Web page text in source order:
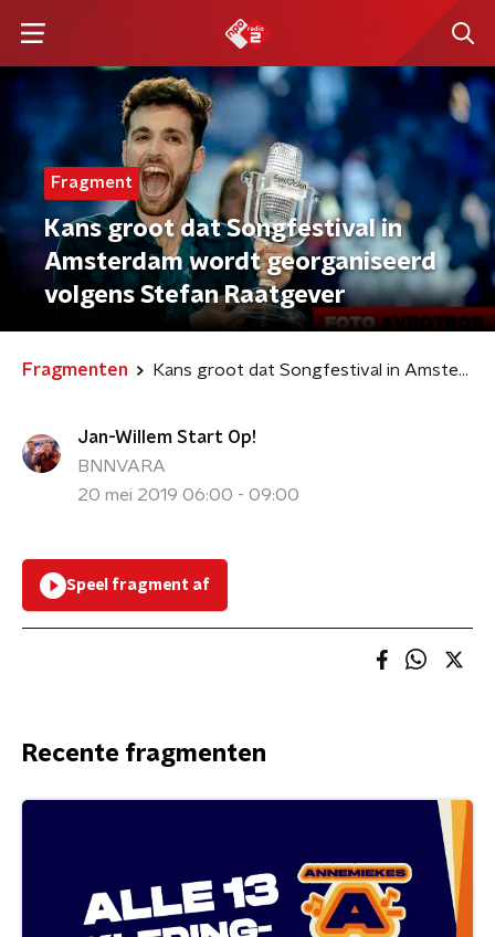
Fragment
Kans groot dat Songfestival in
Amsterdam wordt georganiseerd
volgens Stefan Raatgever
Fragmenten Kans groot dat Songfestival in Amsterdam wordt georganiseerd volgens Stefan Raatgever
Jan-Willem Start Op!
BNNVARA
20 mei 2019 06:00 - 09:00
Speel fragment af
Recente fragmenten